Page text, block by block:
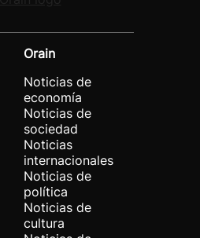
Orain
Noticias de
economía
Noticias de
sociedad
Noticias
internacionales
Noticias de
política
Noticias de
cultura